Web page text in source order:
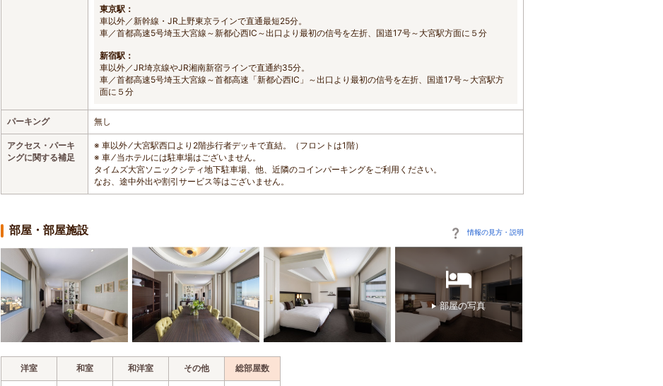
東京駅：
車以外／新幹線・JR上野東京ラインで直通最短25分。
車／首都高速5号埼玉大宮線～新都心西IC～出口より最初の信号を左折、国道17号～大宮駅方面に５分
新宿駅：
車以外／JR埼京線やJR湘南新宿ラインで直通約35分。
車／首都高速5号埼玉大宮線～首都高速「新都心西IC」～出口より最初の信号を左折、国道17号～大宮駅方
面に５分
パーキング 無し
アクセス・パーキ
ングに関する補足
※ 車以外 ⁄ 大宮駅西口より2階歩行者デッキで直結。（フロントは1階）
※ 車 ⁄ 当ホテルには駐車場はございません。
タイムズ大宮ソニックシティ地下駐車場、他、近隣のコインパーキングをご利用ください。
なお、途中外出や割引サービス等はございません。
部屋・部屋施設 情報の見方・説明
部屋の写真
洋室 和室 和洋室 その他 総部屋数